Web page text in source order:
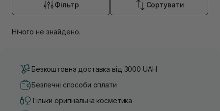
Фільтр Сортувати
Нічого не знайдено.
Безкоштовна доставка від 3000 UAH
Безпечні способи оплати
Тільки оригінальна косметика